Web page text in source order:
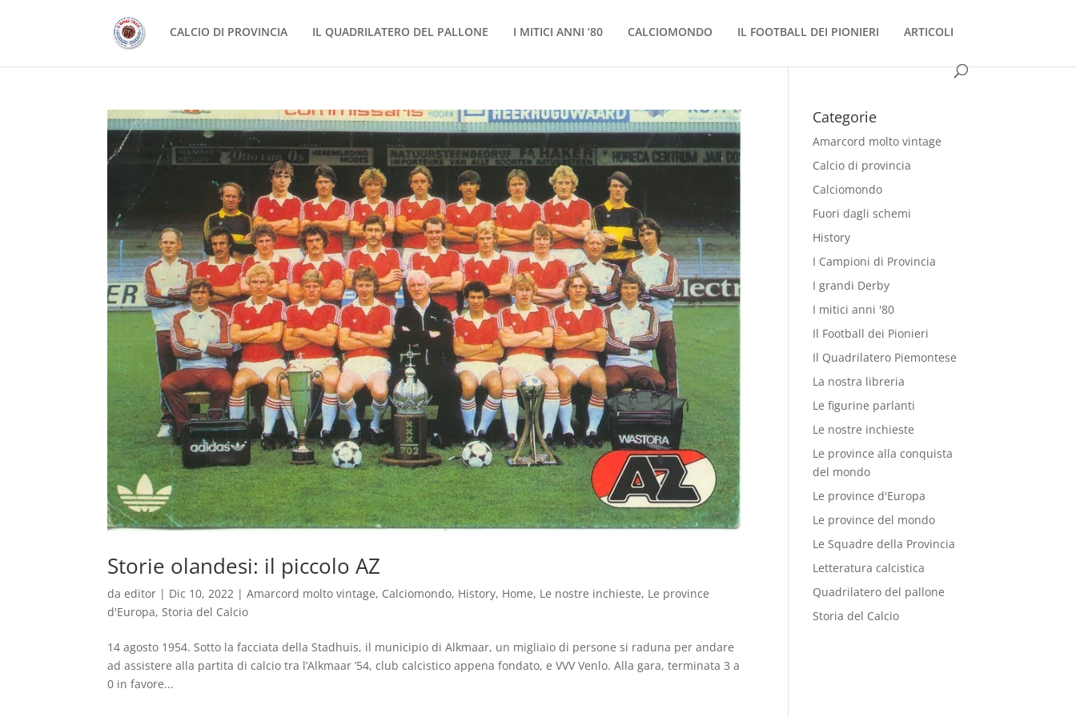
CALCIO DI PROVINCIA IL QUADRILATERO DEL PALLONE I MITICI ANNI ’80 CALCIOMONDO IL FOOTBALL DEI PIONIERI ARTICOLI
Storie olandesi: il piccolo AZ
daeditor | Dic 10, 2022 |Amarcord molto vintage, Calciomondo, History, Home, Le nostre inchieste, Le province
d'Europa, Storia del Calcio
14 agosto 1954. Sotto la facciata della Stadhuis, il municipio di Alkmaar, un migliaio di persone si raduna per andare
ad assistere alla partita di calcio tra l’Alkmaar ’54, club calcistico appena fondato, e VVV Venlo. Alla gara, terminata 3 a
0 in favore...
Categorie
Amarcord molto vintage
Calcio di provincia
Calciomondo
Fuori dagli schemi
History
I Campioni di Provincia
I grandi Derby
I mitici anni '80
Il Football dei Pionieri
Il Quadrilatero Piemontese
La nostra libreria
Le figurine parlanti
Le nostre inchieste
Le province alla conquista
del mondo
Le province d'Europa
Le province del mondo
Le Squadre della Provincia
Letteratura calcistica
Quadrilatero del pallone
Storia del Calcio